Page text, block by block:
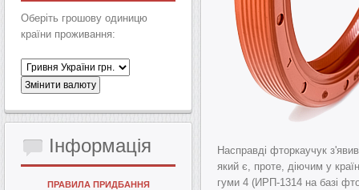
Насправді фторкаучук
який є, проте, діючим у
гуми 4 (ИРП-1314 на базі
Оберіть грошову одиницю
країни проживання:
Інформація
ПРАВИЛА ПРИДБАННЯ